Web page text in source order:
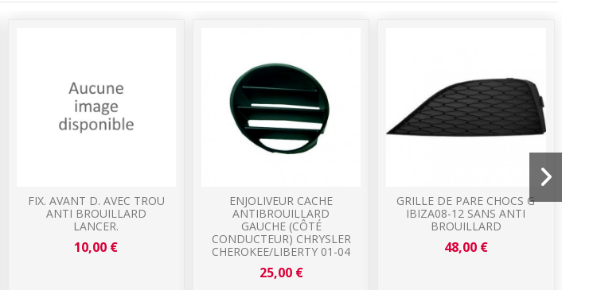
FIX. AVANT D. AVEC TROU
ANTI BROUILLARD
LANCER.
10,00 €
ENJOLIVEUR CACHE
ANTIBROUILLARD
GAUCHE (CÔTÉ
CONDUCTEUR) CHRYSLER
CHEROKEE/LIBERTY 01-04
25,00 €
GRILLE DE PARE CHOCS G
IBIZA08-12 SANS ANTI
BROUILLARD
48,00 €